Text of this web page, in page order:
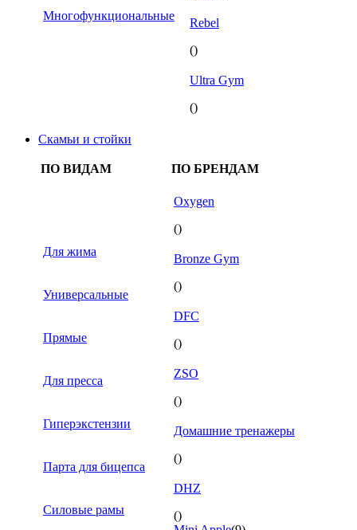
Многофункциональные
Rebel
()
Ultra Gym
()
Скамьи и стойки
ПО ВИДАМ ПО БРЕНДАМ
Для жима
Универсальные
Прямые
Для пресса
Гиперэкстензии
Парта для бицепса
Силовые рамы
Oxygen
()
Bronze Gym
()
DFC
()
ZSO
()
Домашние тренажеры
()
DHZ
()